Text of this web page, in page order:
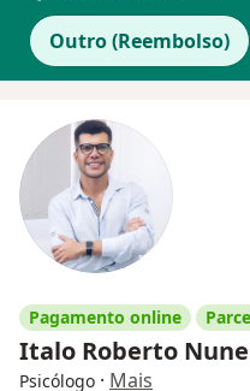
Outro (Reembolso)
Pagamento online
Italo Roberto
Psicólogo · Mais